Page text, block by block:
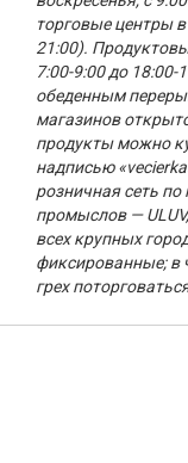
торговые центры
21:00).
7:00-9:00 до
обеденным
магазинов
продукты можно
надписью
розничная сеть
промыслов —
всех крупных
фиксированные; в
грех